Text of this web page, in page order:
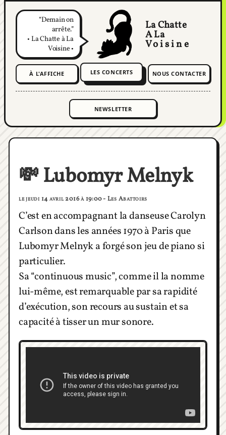
Demain on
arrête.
• La Chatte à La
Voisine •
La Chatte
A La
Voisine
À L'AFFICHE LES CONCERTS NOUS CONTACTER
💸 Lubomyr Melnyk
le jeudi 14 avril 2016 à 19:00 - Les Abattoirs
C’est en accompagnant la danseuse Carolyn
Carlson dans les années 1970 à Paris que
Lubomyr Melnyk a forgé son jeu de piano si
particulier.
Sa “continuous music”, comme il la nomme
lui-même, est remarquable par sa rapidité
d’exécution, son recours au sustain et sa
capacité à tisser un mur sonore.